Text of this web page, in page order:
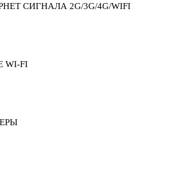
СИГНАЛА 2G/3G/4G/WIFI
WI-FI